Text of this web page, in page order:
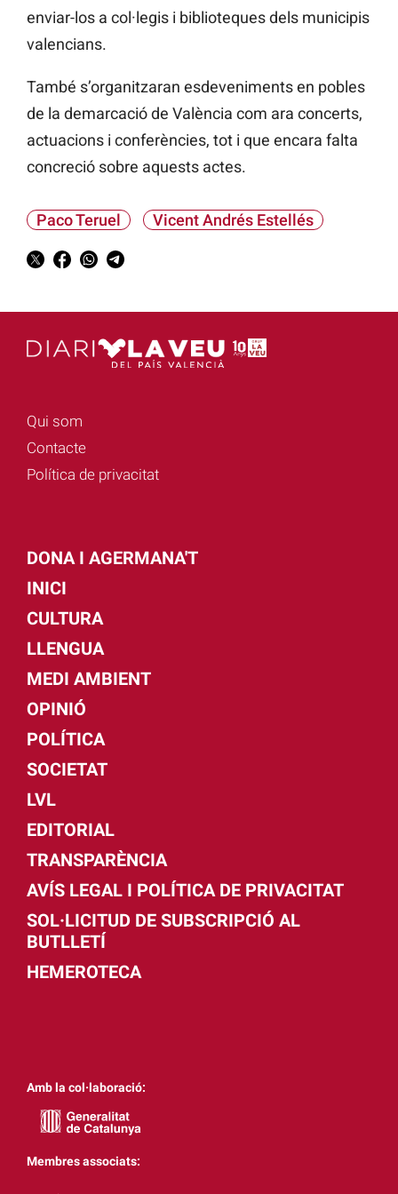
enviar-los a col·legis i biblioteques dels municipis
valencians.
També s’organitzaran esdeveniments en pobles
de la demarcació de València com ara concerts,
actuacions i conferències, tot i que encara falta
concreció sobre aquests actes.
Paco Teruel Vicent Andrés Estellés
Qui som
Contacte
Política de privacitat
DONA I AGERMANA'T
INICI
CULTURA
LLENGUA
MEDI AMBIENT
OPINIÓ
POLÍTICA
SOCIETAT
LVL
EDITORIAL
TRANSPARÈNCIA
AVÍS LEGAL I POLÍTICA DE PRIVACITAT
SOL·LICITUD DE SUBSCRIPCIÓ AL
BUTLLETÍ
HEMEROTECA
Amb la col·laboració:
Membres associats: